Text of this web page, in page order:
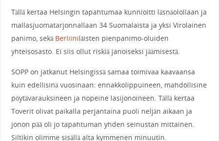
Tällä kertaa Helsingin tapahtumaa kunnioitti läsnäolollaan ja
mallasjuomatarjonnallaan 34 Suomalaista ja yksi Virolainen
panimo, sekä Berliiniläisten pienpanimo-oluiden
yhteisosasto. Ei siis ollut riskiä janoiseksi jäämisestä.
SOPP on jatkanut Helsingissä samaa toimivaa kaavaansa
kuin edellisinä vuosinaan: ennakkolippuineen, mahdollisine
pöytävarauksineen ja nopeine lasijonoineen. Tällä kertaa
Toverit olivat paikalla perjantaina puoli neljän aikaan ja
jonon pää oli jo tapahtuman yhden seinustan mittainen.
Siltikin olimme sisällä alta kymmenen minuutin.